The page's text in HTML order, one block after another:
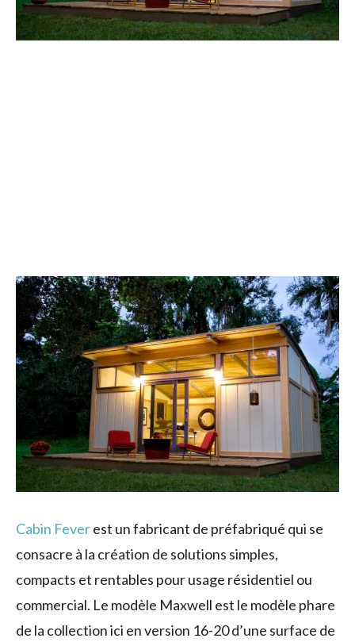
Cabin Feverest un fabricant de préfabriqué qui se
consacre à la création de solutions simples,
compacts et rentables pour usage résidentiel ou
commercial. Le modèle Maxwell est le modèle phare
de la collection ici en version 16-20 d’une surface de